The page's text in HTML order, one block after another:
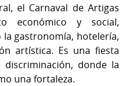
el Carnaval de Artigas
económico y social,
gastronomía, hotelería,
artística. Es una fiesta
donde la
una fortaleza.